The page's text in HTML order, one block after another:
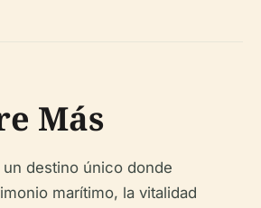
Más
destino único donde
marítimo, la vitalidad